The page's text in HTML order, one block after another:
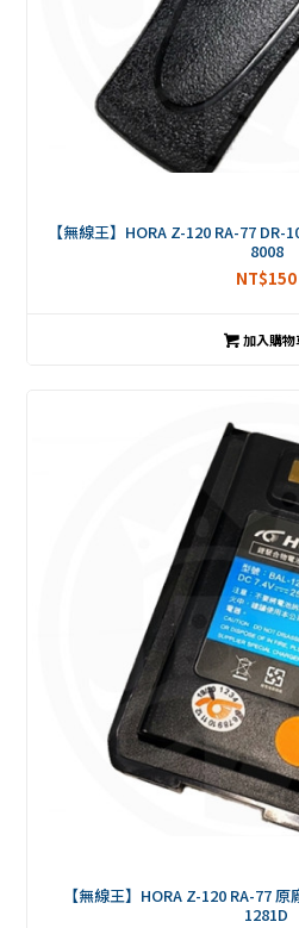
【無線王】HORA Z-120 RA-77
8008
NT$150
加入購物
【無線王】HORA Z-120 RA-77
1281D